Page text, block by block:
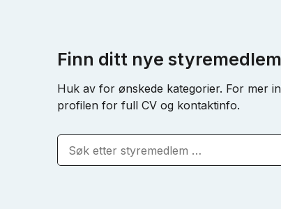
Finn ditt nye
Huk av for ønskede kategorier. For mer
profilen for full CV og kontaktinfo.